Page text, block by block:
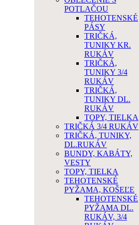
POTLAČOU
TEHOTENSKÉ
PÁSY
TRIČKÁ,
TUNIKY KR.
RUKÁV
TRIČKÁ,
TUNIKY 3/4
RUKÁV
TRIČKÁ,
TUNIKY DL.
RUKÁV
TOPY, TIELKA
TRIČKÁ 3/4 RUKÁV
TRIČKÁ, TUNIKY,
DL.RUKÁV
BUNDY, KABÁTY,
VESTY
TOPY, TIELKA
TEHOTENSKÉ
PYŽAMA, KOŠEĽE
TEHOTENSKÉ
PYŽAMA DL.
RUKÁV, 3/4